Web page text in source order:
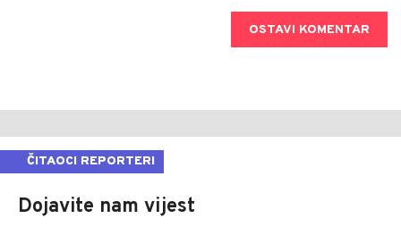
OSTAVI KOMENTAR
ČITAOCI REPORTERI
Dojavite nam vijest